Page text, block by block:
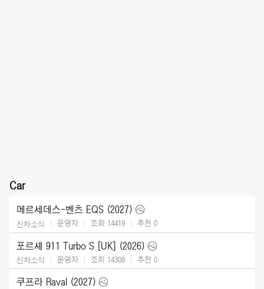
Car
메르세데스-벤츠 EQS (2027)
신차소식 운영자 조회 14419 추천 0
포르셰 911 Turbo S [UK] (2026)
신차소식 운영자 조회 14308 추천 0
쿠프라 Raval (2027)